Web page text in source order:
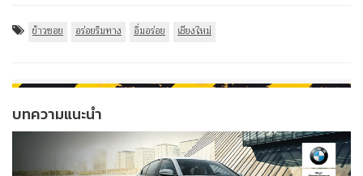
ข้าวซอย อร่อยริมทาง อิ่มอร่อย เชียงใหม่
บทความแนะนำ